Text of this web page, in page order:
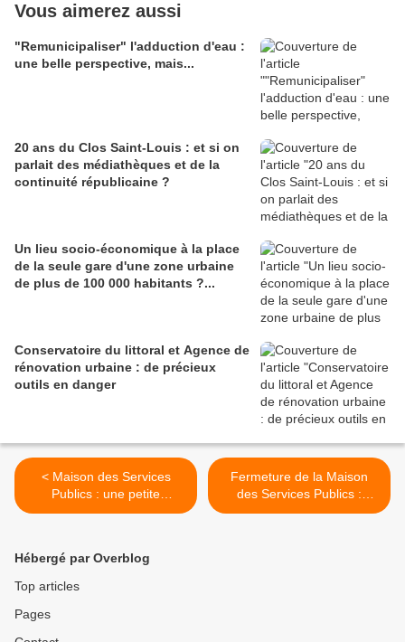
Vous aimerez aussi
"Remunicipaliser" l'adduction d'eau :
une belle perspective, mais...
20 ans du Clos Saint-Louis : et si on
parlait des médiathèques et de la
continuité républicaine ?
Un lieu socio-économique à la place
de la seule gare d'une zone urbaine
de plus de 100 000 habitants ?...
Conservatoire du littoral et Agence de
rénovation urbaine : de précieux
outils en danger
< Maison des Services
Publics : une petite
précision
Fermeture de la Maison
des Services Publics :
rassemblement le samedi
Hébergé par Overblog
Top articles
Pages